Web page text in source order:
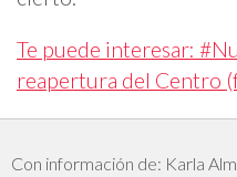
Te puede interesar:
reapertura del Centro
Con información de: Karla